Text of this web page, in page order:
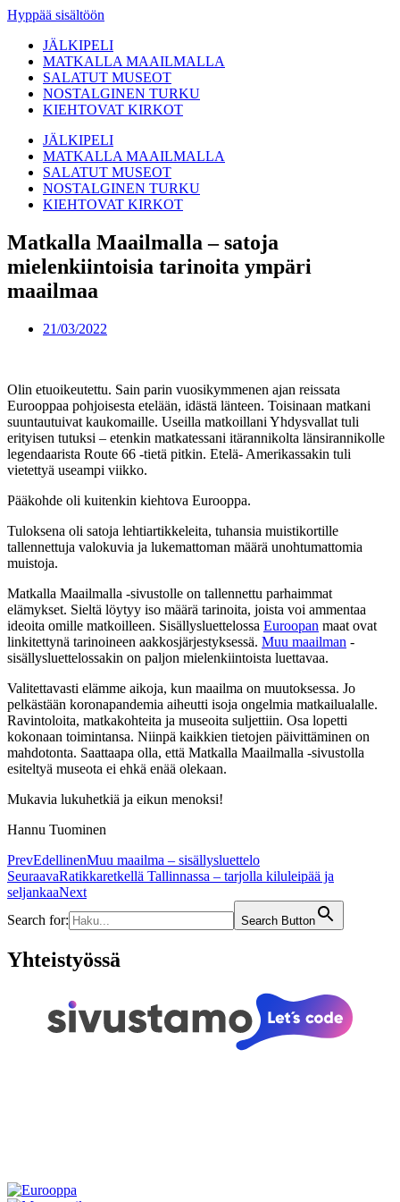
Hyppää sisältöön
JÄLKIPELI
MATKALLA MAAILMALLA
SALATUT MUSEOT
NOSTALGINEN TURKU
KIEHTOVAT KIRKOT
JÄLKIPELI
MATKALLA MAAILMALLA
SALATUT MUSEOT
NOSTALGINEN TURKU
KIEHTOVAT KIRKOT
Matkalla Maailmalla – satoja
mielenkiintoisia tarinoita ympäri
maailmaa
21/03/2022
Olin etuoikeutettu. Sain parin vuosikymmenen ajan reissata
Eurooppaa pohjoisesta etelään, idästä länteen. Toisinaan matkani
suuntautuivat kaukomaille. Useilla matkoillani Yhdysvallat tuli
erityisen tutuksi – etenkin matkatessani itärannikolta länsirannikolle
legendaarista Route 66 -tietä pitkin. Etelä- Amerikassakin tuli
vietettyä useampi viikko.
Pääkohde oli kuitenkin kiehtova Eurooppa.
Tuloksena oli satoja lehtiartikkeleita, tuhansia muistikortille
tallennettuja valokuvia ja lukemattoman määrä unohtumattomia
muistoja.
Matkalla Maailmalla -sivustolle on tallennettu parhaimmat
elämykset. Sieltä löytyy iso määrä tarinoita, joista voi ammentaa
ideoita omille matkoilleen. Sisällysluettelossa Euroopan maat ovat
linkitettynä tarinoineen aakkosjärjestyksessä. Muu maailman -
sisällysluettelossakin on paljon mielenkiintoista luettavaa.
Valitettavasti elämme aikoja, kun maailma on muutoksessa. Jo
pelkästään koronapandemia aiheutti isoja ongelmia matkailualalle.
Ravintoloita, matkakohteita ja museoita suljettiin. Osa lopetti
kokonaan toimintansa. Niinpä kaikkien tietojen päivittäminen on
mahdotonta. Saattaapa olla, että Matkalla Maailmalla -sivustolla
esiteltyä museota ei ehkä enää olekaan.
Mukavia lukuhetkiä ja eikun menoksi!
Hannu Tuominen
PrevEdellinenMuu maailma – sisällysluettelo
SeuraavaRatikkaretkellä Tallinnassa – tarjolla kiluleipää ja
seljankaaNext
Search for:
Search Button
Yhteistyössä